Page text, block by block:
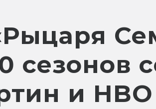
сезонов
и HBO